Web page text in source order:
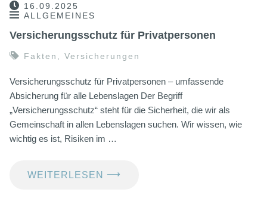
16.09.2025
ALLGEMEINES
Versicherungsschutz für Privatpersonen
Fakten , Versicherungen
Versicherungsschutz für Privatpersonen – umfassende
Absicherung für alle Lebenslagen Der Begriff
„Versicherungsschutz“ steht für die Sicherheit, die wir als
Gemeinschaft in allen Lebenslagen suchen. Wir wissen, wie
wichtig es ist, Risiken im …
WEITERLESEN ⟶